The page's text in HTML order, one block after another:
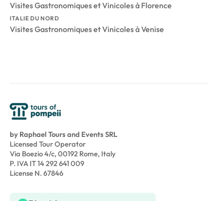
Visites Gastronomiques et Vinicoles à Florence
ITALIE DU NORD
Visites Gastronomiques et Vinicoles à Venise
by Raphael Tours and Events SRL
Licensed Tour Operator
Via Boezio 4/c, 00192 Rome, Italy
P. IVA IT 14 292 641 009
License N. 67846